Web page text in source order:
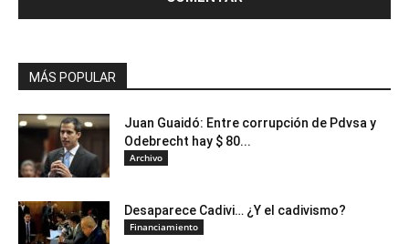
MÁS POPULAR
Juan Guaidó: Entre corrupción de Pdvsa y
Odebrecht hay $ 80...
Archivo
Desaparece Cadivi… ¿Y el cadivismo?
Financiamiento